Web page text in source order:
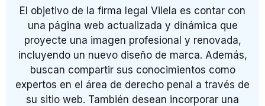
El objetivo de la firma legal Vilela es contar con
una página web actualizada y dinámica que
proyecte una imagen profesional y renovada,
incluyendo un nuevo diseño de marca. Además,
buscan compartir sus conocimientos como
expertos en el área de derecho penal a través de
su sitio web. También desean incorporar una